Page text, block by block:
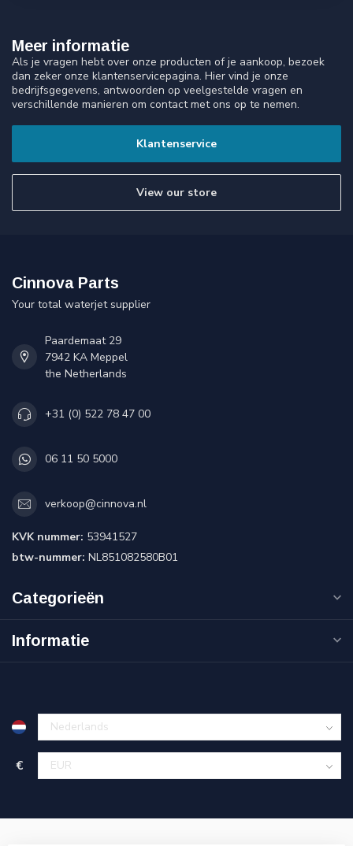
Meer informatie
Als je vragen hebt over onze producten of je aankoop, bezoek
dan zeker onze klantenservicepagina. Hier vind je onze
bedrijfsgegevens, antwoorden op veelgestelde vragen en
verschillende manieren om contact met ons op te nemen.
Klantenservice
View our store
Cinnova Parts
Your total waterjet supplier
Paardemaat 29
7942 KA Meppel
the Netherlands
+31 (0) 522 78 47 00
06 11 50 5000
verkoop@cinnova.nl
KVK nummer: 53941527
btw-nummer: NL851082580B01
Categorieën
Informatie
€